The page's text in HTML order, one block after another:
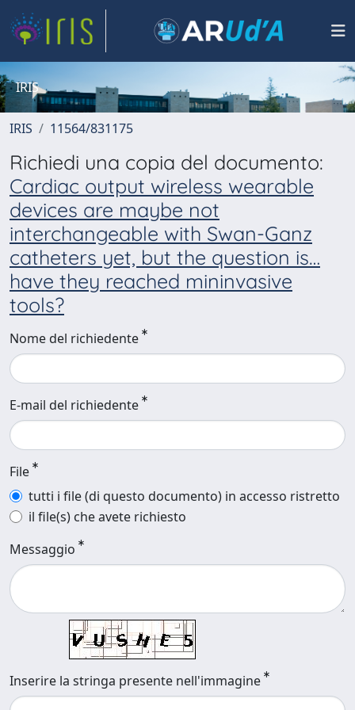
IRIS
IRIS 11564/831175
Richiedi una copia del documento:
Cardiac output wireless wearable
devices are maybe not
interchangeable with Swan-Ganz
catheters yet, but the question is…
have they reached mininvasive
tools?
Nome del richiedente
E-mail del richiedente
File
tutti i file (di questo documento) in accesso ristretto
il file(s) che avete richiesto
Messaggio
Inserire la stringa presente nell'immagine